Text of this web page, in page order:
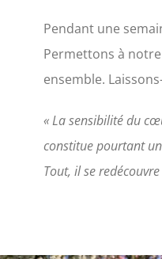
Pendant une
Permettons à
ensemble.
« La sensibilité du
constitue pourtant
Tout, il se